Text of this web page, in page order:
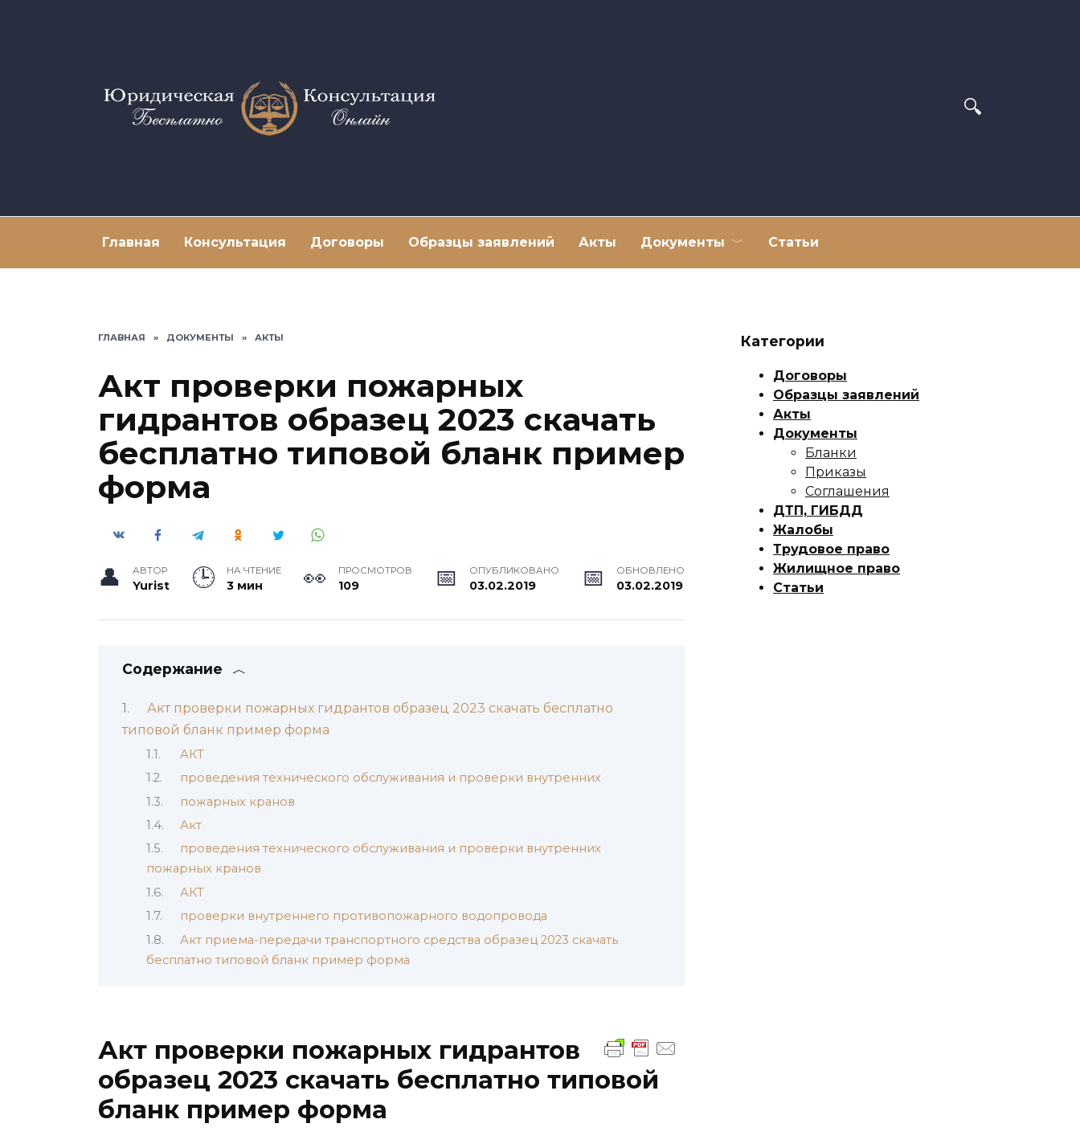
Главная Консультация Договоры Образцы заявлений Акты Документы Статьи
ГЛАВНАЯ » ДОКУМЕНТЫ » АКТЫ
Акт проверки пожарных
гидрантов образец 2023 скачать
бесплатно типовой бланк пример
форма
АВТОР
Yurist
НА ЧТЕНИЕ
3 мин
ПРОСМОТРОВ
109
ОПУБЛИКОВАНО
03.02.2019
ОБНОВЛЕНО
03.02.2019
Содержание
Акт проверки пожарных гидрантов образец 2023 скачать бесплатно
типовой бланк пример форма
АКТ
проведения технического обслуживания и проверки внутренних
пожарных кранов
Акт
проведения технического обслуживания и проверки внутренних
пожарных кранов
АКТ
проверки внутреннего противопожарного водопровода
Акт приема-передачи транспортного средства образец 2023 скачать
бесплатно типовой бланк пример форма
Акт проверки пожарных гидрантов
образец 2023 скачать бесплатно типовой
бланк пример форма
Категории
Договоры
Образцы заявлений
Акты
Документы
Бланки
Приказы
Соглашения
ДТП, ГИБДД
Жалобы
Трудовое право
Жилищное право
Статьи